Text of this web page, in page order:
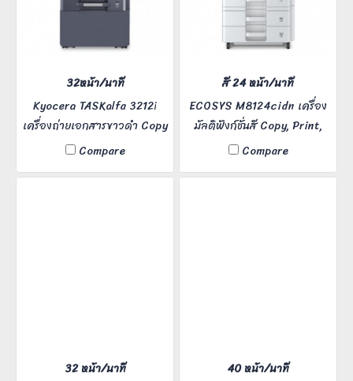
32หน้า/นาที
Kyocera TASKalfa 3212i
เครื่องถ่ายเอกสารขาวดำ Copy
/Print /Scan /Fax (อุปกรณ์
Compare
สี 24 หน้า/นาที
ECOSYS M8124cidn เครื่อง
มัลติฟังก์ชั่นสี Copy, Print,
Scan, Fax (Optional)
Compare
32 หน้า/นาที
40 หน้า/นาที